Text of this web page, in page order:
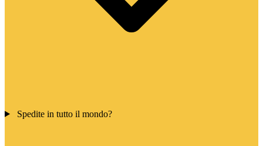
Spedite in tutto il mondo?